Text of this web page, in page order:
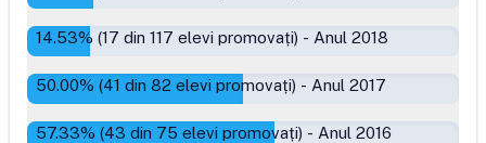
14.53% (17 din 117 elevi promovați) - Anul 2018
50.00% (41 din 82 elevi promovați) - Anul 2017
57.33% (43 din 75 elevi promovați) - Anul 2016